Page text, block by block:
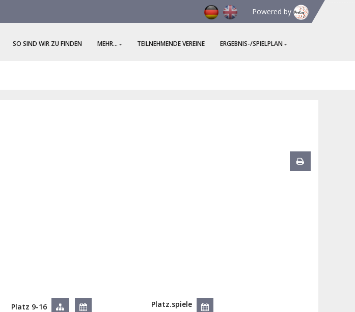
Powered by
SO SIND WIR ZU FINDEN MEHR... TEILNEHMENDE VEREINE ERGEBNIS-/SPIELPLAN
Platz 9-16 Platz.spiele